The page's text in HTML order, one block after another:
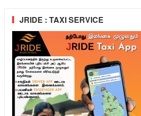
JRIDE : TAXI SERVICE